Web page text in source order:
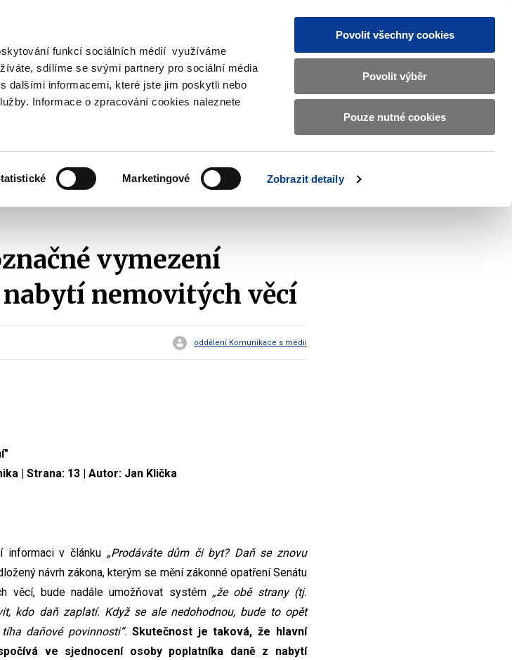
funkcí sociálních médií využíváme
sdílíme se svými partnery pro sociální média
dalšími informacemi, které jste jim poskytli nebo
Informace o zpracování cookies naleznete
Marketingové Zobrazit detaily
Povolit všechny cookies
Povolit výběr
Pouze nutné cookies
Vyhledat
CZ EN
Základní
informace
o
Ministerstvu
financí
submenu
účetnictví
submenu
EU
submenu
vymezení poplatníka daně z nabytí nemovitých věcí
vymezení
nemovitých věcí
oddělení Komunikace s médii
| Strana: 13 | Autor: Jan Klička
informaci v článku „Prodáváte dům či byt? Daň se znovu
návrh zákona, kterým se mění zákonné opatření Senátu
věcí, bude nadále umožňovat systém „že obě strany (tj.
kdo daň zaplatí. Když se ale nedohodnou, bude to opět
daňové povinnosti“. Skutečnost je taková, že hlavní
ve sjednocení osoby poplatníka daně z nabytí